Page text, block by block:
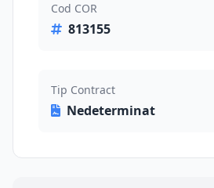
Cod COR
813155
Tip Contract
Nedeterminat